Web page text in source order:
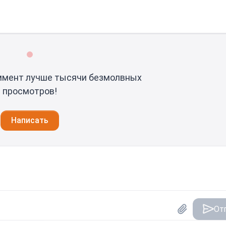
лучше тысячи безмолвных
просмотров!
Написать